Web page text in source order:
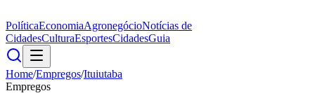
PolíticaEconomiaAgronegócioNotícias de
CidadesCulturaEsportesCidadesGuia
Home/Empregos/Ituiutaba
Empregos